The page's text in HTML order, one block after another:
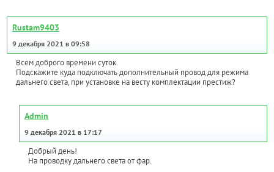
Rustam9403
9 декабря 2021 в 09:58
Всем доброго времени суток.
Подскажите куда подключать дополнительный провод для режима
дальнего света, при установке на весту комплектации престиж?
Admin
9 декабря 2021 в 17:17
Добрый день!
На проводку дальнего света от фар.